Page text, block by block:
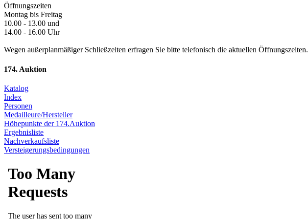
Öffnungszeiten
Montag bis Freitag
10.00 - 13.00 und
14.00 - 16.00 Uhr
Wegen außerplanmäßiger Schließzeiten erfragen Sie bitte telefonisch die aktuellen Öffnungszeiten.
174. Auktion
Katalog
Index
Personen
Medailleure/Hersteller
Höhepunkte der 174.Auktion
Ergebnisliste
Nachverkaufsliste
Versteigerungsbedingungen